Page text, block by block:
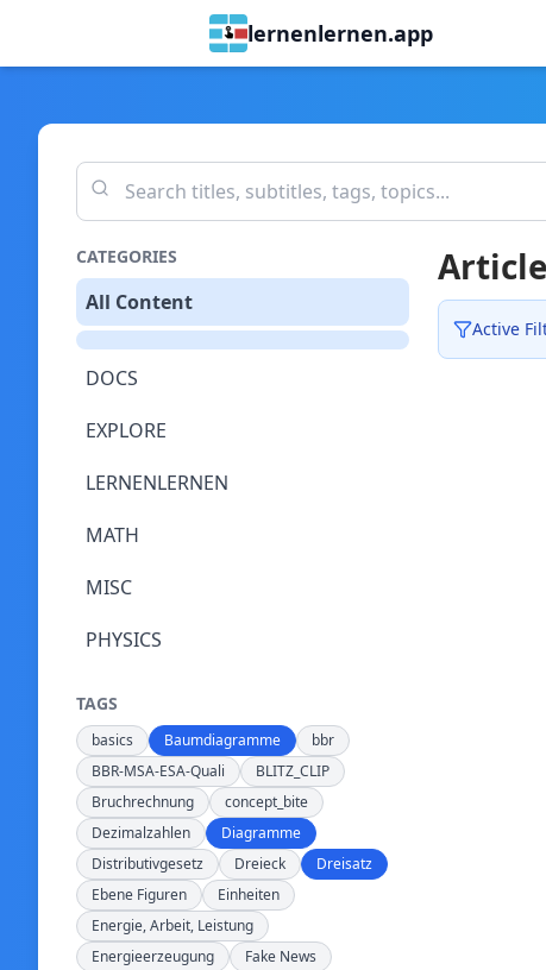
lernenlernen.app
CATEGORIES
All Content
DOCS
EXPLORE
LERNENLERNEN
MATH
MISC
PHYSICS
TAGS
basics Baumdiagramme
bbr
BBR-MSA-ESA-Quali
BLITZ_CLIP
Bruchrechnung
concept_bite
Dezimalzahlen
Diagramme
Distributivgesetz
Dreieck
Dreisatz
Ebene Figuren
Einheiten
Energie, Arbeit, Leistung
Energieerzeugung
Fake News
Active